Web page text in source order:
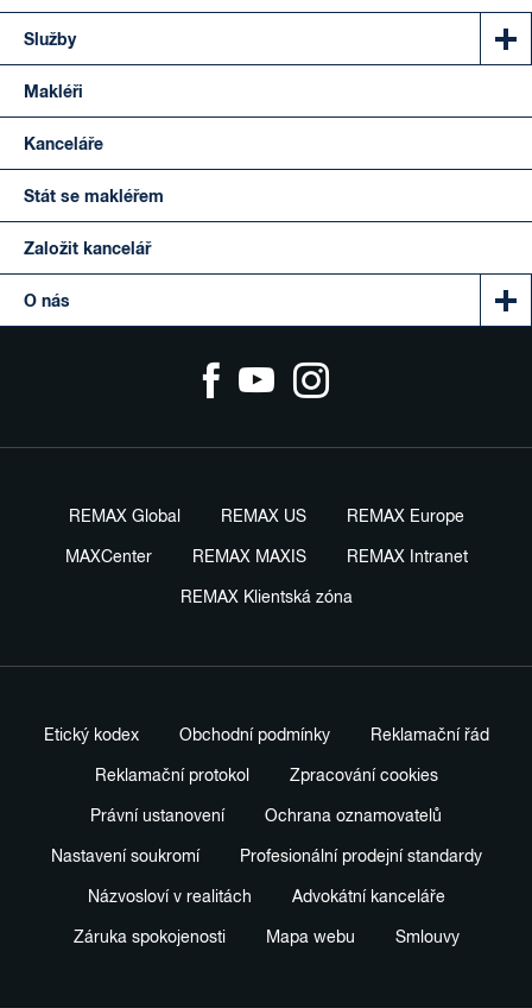
Služby
Makléři
Kanceláře
Stát se makléřem
Založit kancelář
O nás
REMAX Global REMAX US REMAX Europe
MAXCenter REMAX MAXIS REMAX Intranet
REMAX Klientská zóna
Etický kodex Obchodní podmínky Reklamační řád
Reklamační protokol Zpracování cookies
Právní ustanovení Ochrana oznamovatelů
Nastavení soukromí Profesionální prodejní standardy
Názvosloví v realitách Advokátní kanceláře
Záruka spokojenosti Mapa webu Smlouvy